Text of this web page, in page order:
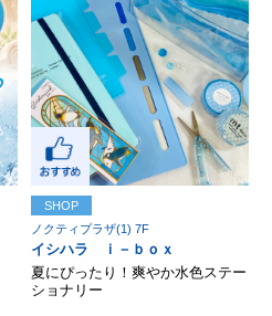
SHOP
ノクティプラザ(1) 7F
イシハラ ｉ－ｂｏｘ
夏にぴったり！爽やか水色ステー
ショナリー